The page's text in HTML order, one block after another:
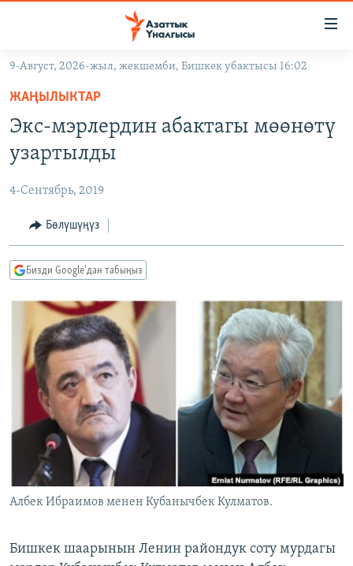
Навигацияга
өтүңүз
Издөөгө
салыңызКЫРГЫЗСТАН
ЭКОНОМИКА
МАДАНИЯТ
БОРБОР АЗИЯ
УКРАИНА
АТАЙЫН ИЛИКТӨӨ
ТВ ПРОГРАММАЛАР
ЭКСПЕРТТЕР ТАЛДАЙТ
БИЗ ЖАНА ДҮЙНӨ
ДАНИСТЕ
ЭЖЕ-СИҢДИЛЕР
АЗАТТЫК+
ЫҢГАЙСЫЗ СУРООЛОР
ӨЗГӨЧӨ ПИКИР
Русский
ОНЛАЙН ШЕРИНЕ
ЭЕ/АРнун бардык сайттары
9-Август, 2026-жыл, жекшемби, Бишкек убактысы 16:02
ЖАҢЫЛЫКТАР
Экс-мэрлердин абактагы мөөнөтү
узартылды
4-Сентябрь, 2019
Бөлүшүңүз
Бизди Google'дан табыңыз
Албек Ибраимов менен Кубанычбек Кулматов.
Бишкек шаарынын Ленин райондук соту мурдагы